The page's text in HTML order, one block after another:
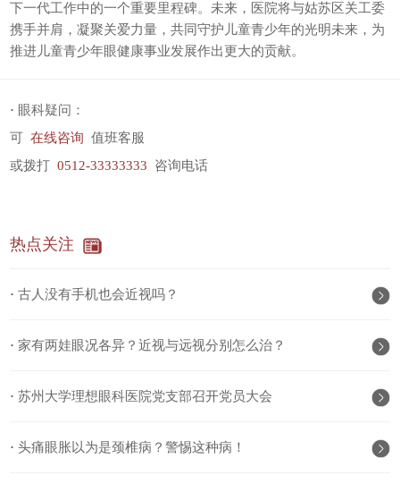
下一代工作中的一个重要里程碑。未来，医院将与姑苏区关工委
携手并肩，凝聚关爱力量，共同守护儿童青少年的光明未来，为
推进儿童青少年眼健康事业发展作出更大的贡献。
· 眼科疑问：
可在线咨询 值班客服
或拨打0512-33333333 咨询电话
热点关注
·古人没有手机也会近视吗？
·家有两娃眼况各异？近视与远视分别怎么治？
·苏州大学理想眼科医院党支部召开党员大会
·头痛眼胀以为是颈椎病？警惕这种病！